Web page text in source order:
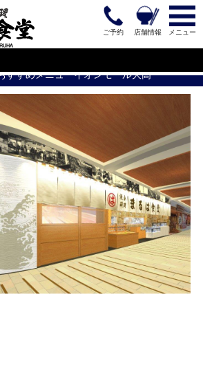
メニュー
店舗情報
ご予約
すすめメニューイオンモール大高